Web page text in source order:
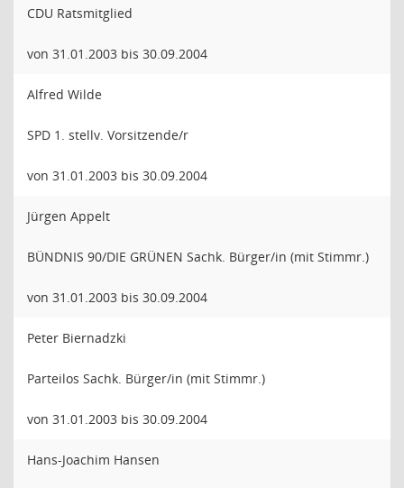
CDU Ratsmitglied
von 31.01.2003 bis 30.09.2004
Alfred Wilde
SPD 1. stellv. Vorsitzende/r
von 31.01.2003 bis 30.09.2004
Jürgen Appelt
BÜNDNIS 90/DIE GRÜNEN Sachk. Bürger/in (mit Stimmr.)
von 31.01.2003 bis 30.09.2004
Peter Biernadzki
Parteilos Sachk. Bürger/in (mit Stimmr.)
von 31.01.2003 bis 30.09.2004
Hans-Joachim Hansen